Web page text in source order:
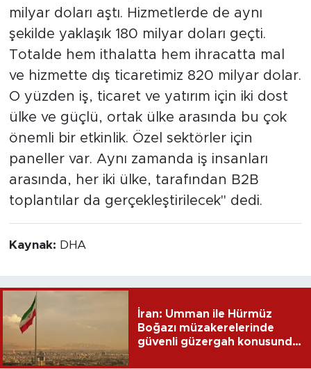
milyar doları aştı. Hizmetlerde de aynı
şekilde yaklaşık 180 milyar doları geçti.
Totalde hem ithalatta hem ihracatta mal
ve hizmette dış ticaretimiz 820 milyar dolar.
O yüzden iş, ticaret ve yatırım için iki dost
ülke ve güçlü, ortak ülke arasında bu çok
önemli bir etkinlik. Özel sektörler için
paneller var. Aynı zamanda iş insanları
arasında, her iki ülke, tarafından B2B
toplantılar da gerçekleştirilecek" dedi.
Kaynak: DHA
İran: Umman ile Hürmüz
Boğazı müzakerelerinde
güvenli güzergah konusunda